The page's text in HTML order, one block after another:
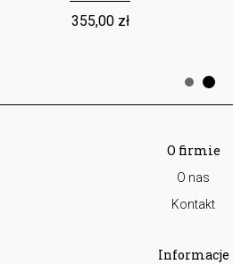
355,00 zł
O firmie
O nas
Kontakt
Informacje